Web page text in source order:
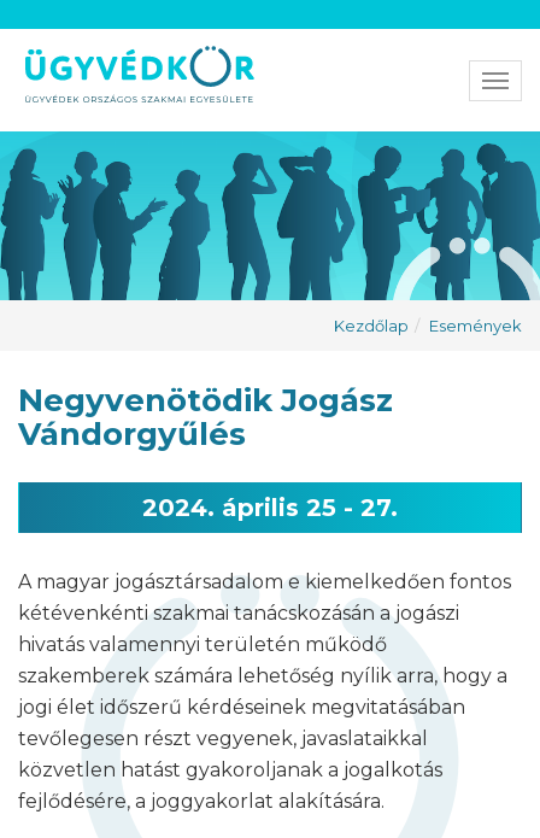
Kezdőlap Események
Negyvenötödik Jogász
Vándorgyűlés
2024. április 25 - 27.
A magyar jogásztársadalom e kiemelkedően fontos
kétévenkénti szakmai tanácskozásán a jogászi
hivatás valamennyi területén működő
szakemberek számára lehetőség nyílik arra, hogy a
jogi élet időszerű kérdéseinek megvitatásában
tevőlegesen részt vegyenek, javaslataikkal
közvetlen hatást gyakoroljanak a jogalkotás
fejlődésére, a joggyakorlat alakítására.